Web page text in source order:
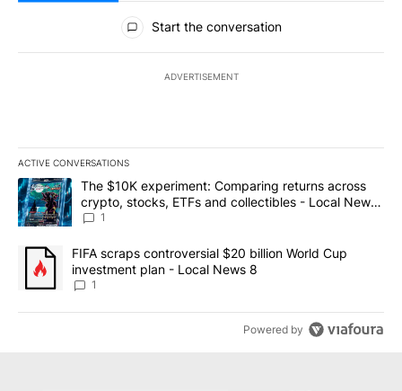
All Comments
Start the conversation
ADVERTISEMENT
ACTIVE CONVERSATIONS
The following is a list of the most commented articles in the last
A trending article titled "The $10K experiment: Comparing
The $10K experiment: Comparing returns across
crypto, stocks, ETFs and collectibles - Local News
8
1
A trending article titled "FIFA scraps controversial $20 billion
FIFA scraps controversial $20 billion World Cup
investment plan - Local News 8
1
Powered by